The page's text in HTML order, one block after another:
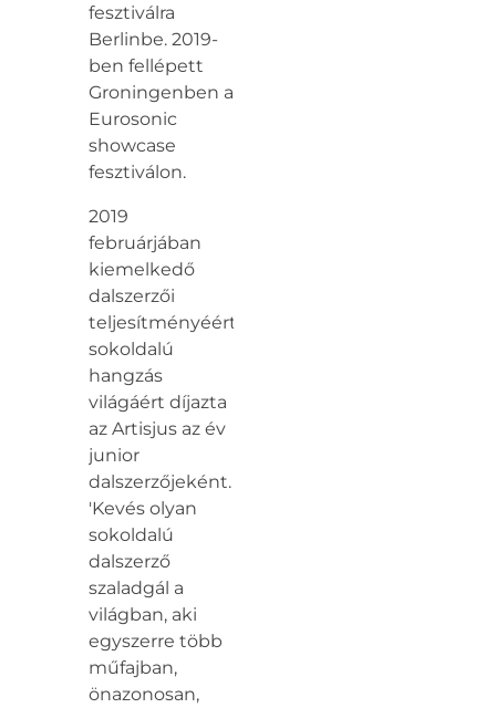
fesztiválra
Berlinbe. 2019-
ben fellépett
Groningenben a
Eurosonic
showcase
fesztiválon.
2019
februárjában
kiemelkedő
dalszerzői
teljesítményéért,
sokoldalú
hangzás
világáért díjazta
az Artisjus az év
junior
dalszerzőjeként.
'Kevés olyan
sokoldalú
dalszerző
szaladgál a
világban, aki
egyszerre több
műfajban,
önazonosan,